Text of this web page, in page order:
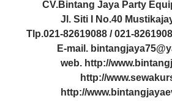
CV.Bintang Jaya Party
Jl. Siti I No.40
Tlp.021-82619088 / 021-
E-mail.
web. http://
http://
http://